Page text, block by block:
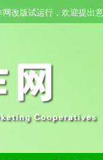
改版试运行，欢迎提出